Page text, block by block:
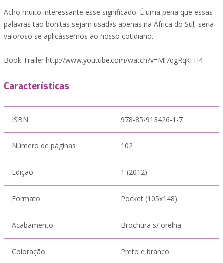
Acho muito interessante esse significado. É uma pena que essas
palavras tão bonitas sejam usadas apenas na África do Sul, seria
valoroso se aplicássemos ao nosso cotidiano.
Book Trailer http://www.youtube.com/watch?v=Ml7qgRqkFH4
Características
ISBN 978-85-913426-1-7
Número de páginas 102
Edição 1 (2012)
Formato Pocket (105x148)
Acabamento Brochura s/ orelha
Coloração Preto e branco